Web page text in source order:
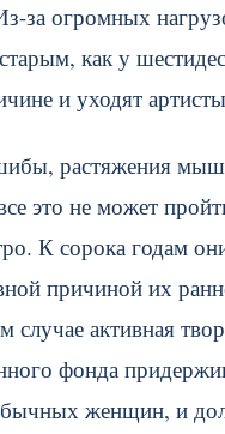
за огромных
как у
и уходят
растяжения
это не может
К сорока годам
причиной их
активная
фонда
женщин, и